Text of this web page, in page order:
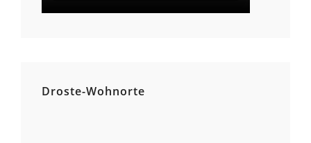
Droste-Wohnorte